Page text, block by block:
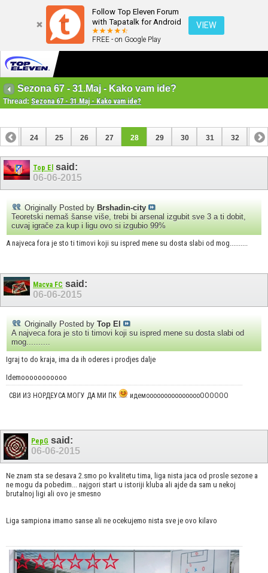
Follow Top Eleven Forum
with Tapatalk for Android
FREE - on Google Play
VIEW
Sezona 67 - 31.Maj - Kako vam ide?
Thread: Sezona 67 - 31.Maj - Kako vam ide?
23 24 25 26 27 28 29 30 31 32 33
43
Top El said:
06-06-2015
Originally Posted by Brshadin-city
Teoretski nemaš šanse više, trebi bi arsenal izgubit sve 3 a ti dobit,
cuvaj igrače za kup i ligu ovo si izgubio 99%
A najveca fora je sto ti timovi koji su ispred mene su dosta slabi od mog..........
Macva FC said:
06-06-2015
Originally Posted by Top El
A najveca fora je sto ti timovi koji su ispred mene su dosta slabi od
mog..........
Igraj to do kraja, ima da ih oderes i prodjes dalje
Idemooooooooooo
СВИ ИЗ НОРДЕУСА МОГУ ДА МИ ПК идемоооооооооооооооОООООО
PepG said:
06-06-2015
Ne znam sta se desava 2.smo po kvalitetu tima, liga nista jaca od prosle sezone a
ne mogu da pobedim... najgori start u istoriji kluba ali ajde da sam u nekoj
brutalnoj ligi ali ovo je smesno
Liga sampiona imamo sanse ali ne ocekujemo nista sve je ovo kilavo